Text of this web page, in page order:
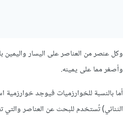
وكل عنصر من العناصر على اليسار واليمين
وأصغر مما على يمينه.
أما بالنسبة للخوارزميات فيوجد خوارزمية
الثنائي) تُستخدم للبحث عن العناصر والتي